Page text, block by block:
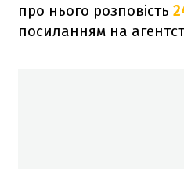
про нього розповість
посиланням на